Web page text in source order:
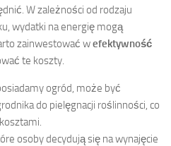
W zależności od rodzaju
wydatki na energię mogą
zainwestować wefektywność
te koszty.
ogród, może być
do pielęgnacji roślinności, co
osoby decydują się na wynajęcie